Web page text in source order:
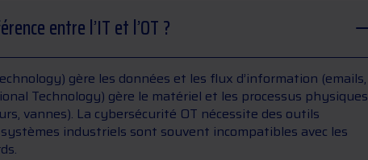
entre l’IT et l’OT ?
gère les données et les flux d’information (emails,
Technology) gère le matériel et les processus physiques
vannes). La cybersécurité OT nécessite des outils
industriels sont souvent incompatibles avec les